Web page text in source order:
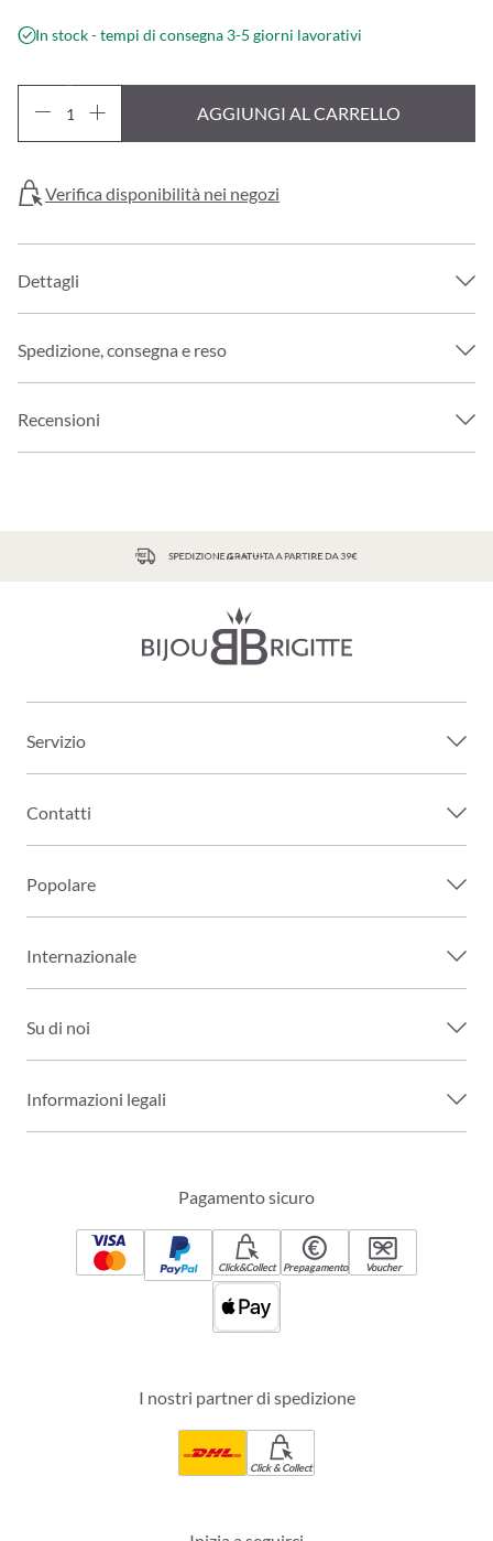
In stock - tempi di consegna 3-5 giorni lavorativi
AGGIUNGI AL CARRELLO
Verifica disponibilità nei negozi
Dettagli
Spedizione, consegna e reso
Recensioni
SPEDIZIONE GRATUITA A PARTIRE DA 39€
Servizio
Contatti
Popolare
Internazionale
Su di noi
Informazioni legali
Pagamento sicuro
Click&Collect Prepagamento Voucher
I nostri partner di spedizione
Click & Collect